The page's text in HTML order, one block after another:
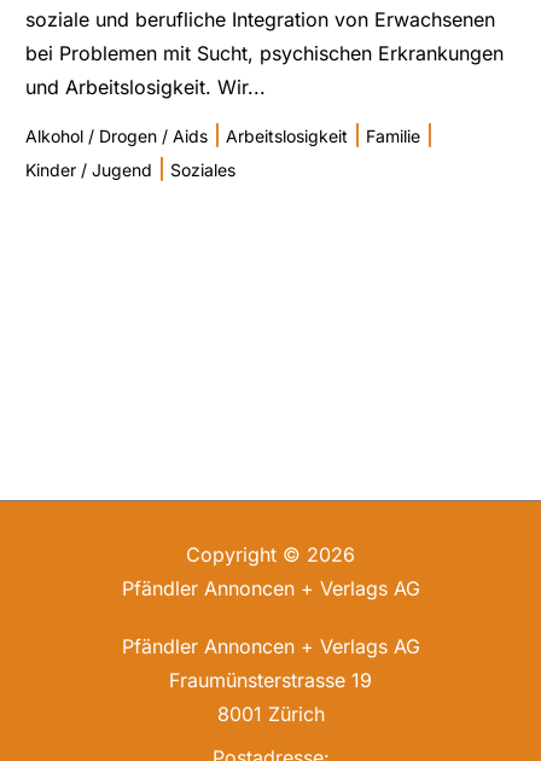
soziale und berufliche Integration von Erwachsenen
bei Problemen mit Sucht, psychischen Erkrankungen
und Arbeitslosigkeit. Wir...
Alkohol / Drogen / Aids Arbeitslosigkeit Familie
Kinder / Jugend Soziales
Copyright © 2026
Pfändler Annoncen + Verlags AG
Pfändler Annoncen + Verlags AG
Fraumünsterstrasse 19
8001 Zürich